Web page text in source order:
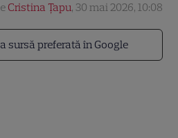
sursă preferată în Google
Cristina Țapu, 30 mai 2026, 10:08